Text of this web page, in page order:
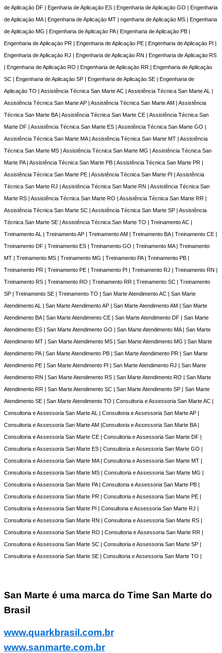
de Aplicaçāo DF | Egenharia de Aplicaçāo ES | Engenharia de Aplicaçāo GO | Engenharia
de Aplicaçāo MA | Engenharia de Aplicaçāo MT | ngenharia de Aplicaçāo MS | Engenharia
de Aplicaçāo MG | Engenharia de Aplicaçāo PA | Engenharia de Aplicaçāo PB |
Engenharia de Aplicaçāo PR | Engenharia de Aplicaçāo PE | Engenharia de Aplicaçāo PI |
Engenharia de Aplicaçāo RJ | Engenharia de Aplicaçāo RN | Engenharia de Aplicaçāo RS
| Engenharia de Aplicaçāo RO | Engenharia de Aplicaçāo RR | Engenharia de Aplicaçāo
SC | Engenharia de Aplicaçāo SP | Engenharia de Aplicaçāo SE | Engenharia de
Aplicaçāo TO | Assistência Técnica San Marte AC | Assistência Técnica San Marte AL |
Assistência Técnica San Marte AP | Assistência Técnica San Marte AM | Assistência
Técnica San Marte BA | Assistência Técnica San Marte CE | Assistência Técnica San
Marte DF | Assistência Técnica San Marte ES | Assistência Técnica San Marte GO |
Assistência Técnica San Marte MA | Assistência Técnica San Marte MT | Assistência
Técnica San Marte MS | Assistência Técnica San Marte MG | Assistência Técnica San
Marte PA | Assistência Técnica San Marte PB | Assistência Técnica San Marte PR |
Assistência Técnica San Marte PE | Assistência Técnica San Marte PI | Assistência
Técnica San Marte RJ | Assistência Técnica San Marte RN | Assistência Técnica San
Marte RS | Assistência Técnica San Marte RO | Assistência Técnica San Marte RR |
Assistência Técnica San Marte SC | Assistência Técnica San Marte SP | Assistência
Técnica San Marte SE | Assistência Técnica San Marte TO | Treinamento AC |
Treinamento AL | Treinamento AP | Treinamento AM | Treinamento BA | Treinamento CE |
Treinamento DF | Treinamento ES | Treinamento GO | Treinamento MA | Treinamento
MT | Treinamento MS | Treinamento MG | Treinamento PA | Treinamento PB |
Treinamento PR | Treinamento PE | Treinamento PI | Treinamento RJ | Treinamento RN |
Treinamento RS | Treinamento RO | Treinamento RR | Treinamento SC | Treinamento
SP | Treinamento SE | Treinamento TO | San Marte Atendimento AC | San Marte
Atendimento AL | San Marte Atendimento AP | San Marte Atendimento AM | San Marte
Atendimento BA | San Marte Atendimento CE | San Marte Atendimento DF | San Marte
Atendimento ES | San Marte Atendimento GO | San Marte Atendimento MA | San Marte
Atendimento MT | San Marte Atendimento MS | San Marte Atendimento MG | San Marte
Atendimento PA | San Marte Atendimento PB | San Marte Atendimento PR | San Marte
Atendimento PE | San Marte Atendimento PI | San Marte Atendimento RJ | San Marte
Atendimento RN | San Marte Atendimento RS | San Marte Atendimento RO | San Marte
Atendimento RR | San Marte Atendimento SC | San Marte Atendimento SP | San Marte
Atendimento SE | San Marte Atendimento TO | Consultoria e Assessoria San Marte AC |
Consultoria e Assessoria San Marte AL | Consultoria e Assessoria San Marte AP |
Consultoria e Assessoria San Marte AM |Consultoria e Assessoria San Marte BA |
Consultoria e Assessoria San Marte CE | Consultoria e Assessoria San Marte DF |
Consultoria e Assessoria San Marte ES | Consultoria e Assessoria San Marte GO |
Consultoria e Assessoria San Marte MA | Consultoria e Assessoria San Marte MT |
Consultoria e Assessoria San Marte MS | Consultoria e Assessoria San Marte MG |
Consultoria e Assessoria San Marte PA | Consultoria e Assessoria San Marte PB |
Consultoria e Assessoria San Marte PR | Consultoria e Assessoria San Marte PE |
Consultoria e Assessoria San Marte PI | Consultoria e Assessoria San Marte RJ |
Consultoria e Assessoria San Marte RN | Consultoria e Assessoria San Marte RS |
Consultoria e Assessoria San Marte RO | Consultoria e Assessoria San Marte RR |
Consultoria e Assessoria San Marte SC | Consultoria e Assessoria San Marte SP |
Consultoria e Assessoria San Marte SE | Consultoria e Assessoria San Marte TO |
San Marte é uma marca do Time San Marte do
Brasil
www.quarkbrasil.com.br
www.sanmarte.com.br